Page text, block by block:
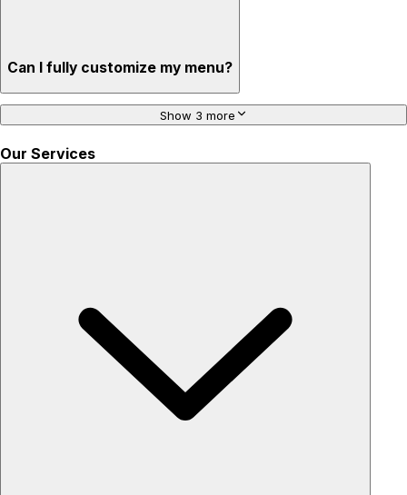
Can I fully customize my menu?
Show 3 more
Our Services